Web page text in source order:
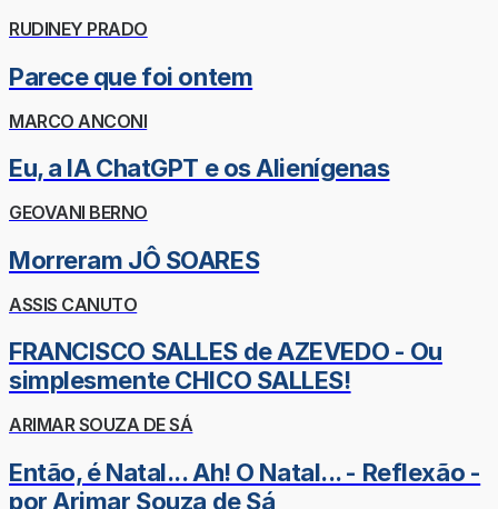
RUDINEY PRADO
Parece que foi ontem
MARCO ANCONI
Eu, a IA ChatGPT e os Alienígenas
GEOVANI BERNO
Morreram JÔ SOARES
ASSIS CANUTO
FRANCISCO SALLES de AZEVEDO - Ou
simplesmente CHICO SALLES!
ARIMAR SOUZA DE SÁ
Então, é Natal... Ah! O Natal... - Reflexão -
por Arimar Souza de Sá